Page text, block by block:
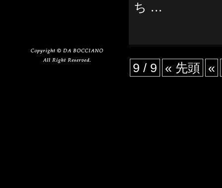
ち …
9 / 9 « 先頭 «